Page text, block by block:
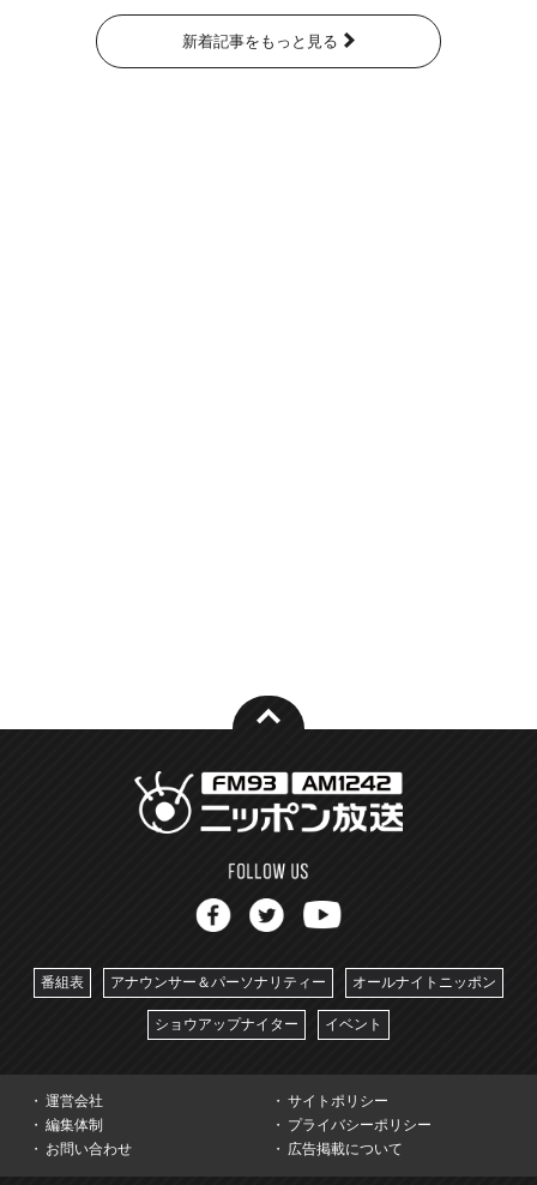
新着記事をもっと見る
番組表 アナウンサー＆パーソナリティー オールナイトニッポン
ショウアップナイター イベント
運営会社
サイトポリシー
編集体制
プライバシーポリシー
お問い合わせ
広告掲載について